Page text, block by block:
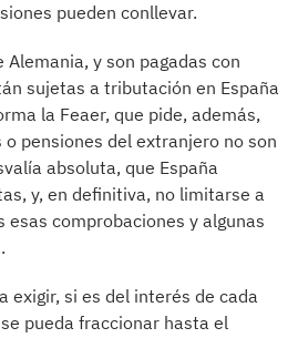
pueden conllevar.
Alemania, y son pagadas con
sujetas a tributación en España
la Feaer, que pide, además,
pensiones del extranjero no son
absoluta, que España
y, en definitiva, no limitarse a
esas comprobaciones y algunas
exigir, si es del interés de cada
pueda fraccionar hasta el